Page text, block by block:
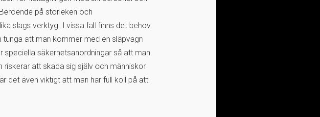
på storleken och
slags verktyg. I vissa fall finns det behov
att man kommer med en släpvagn
säkerhetsanordningar så att man
att skada sig själv och människor
det även viktigt att man har full koll på att